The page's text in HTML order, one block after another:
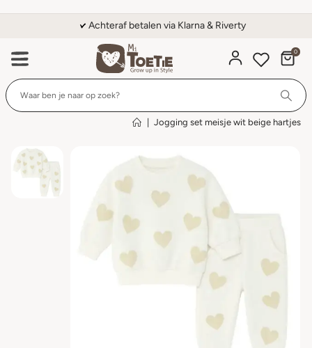
Achteraf betalen via Klarna & Riverty
0
Jogging set meisje wit beige hartjes